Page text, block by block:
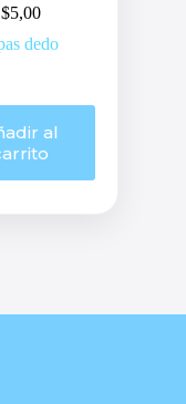
$5,00
dedo
al